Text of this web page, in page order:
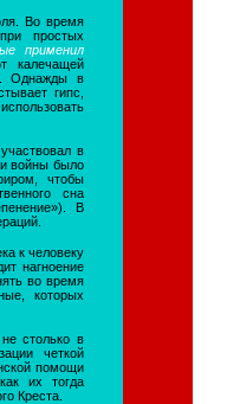
Во время
простых
применил
калечащей
Однажды в
гипс,
в
войны было
чтобы
сна
В
к человеку
нагноение
во время
которых
столько в
четкой
помощи
их тогда
Креста.